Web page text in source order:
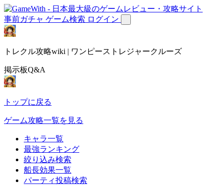
事前ガチャ ゲーム検索 ログイン
トレクル攻略wiki | ワンピーストレジャークルーズ
掲示板Q&A
トップに戻る
ゲーム攻略一覧を見る
キャラ一覧
最強ランキング
絞り込み検索
船長効果一覧
パーティ投稿検索